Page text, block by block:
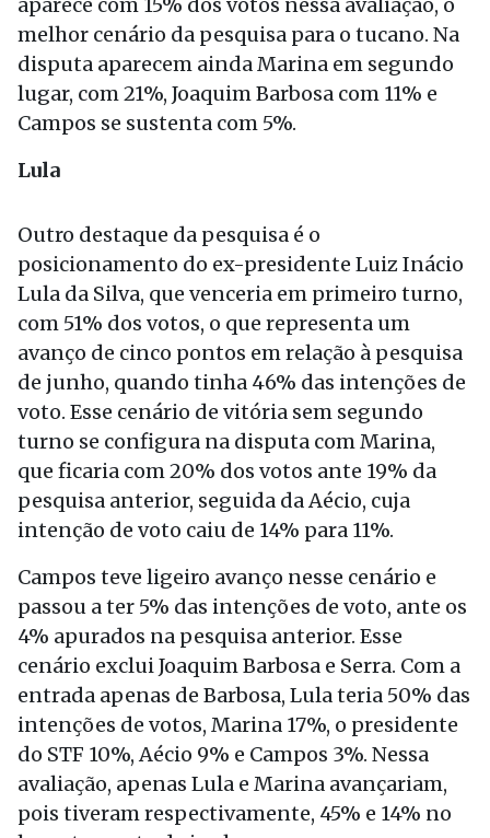
melhor cenário da pesquisa para o tucano. Na
disputa aparecem ainda Marina em segundo
lugar, com 21%, Joaquim Barbosa com 11% e
Campos se sustenta com 5%.
Lula
Outro destaque da pesquisa é o
posicionamento do ex-presidente Luiz Inácio
Lula da Silva, que venceria em primeiro turno,
com 51% dos votos, o que representa um
avanço de cinco pontos em relação à pesquisa
de junho, quando tinha 46% das intenções de
voto. Esse cenário de vitória sem segundo
turno se configura na disputa com Marina,
que ficaria com 20% dos votos ante 19% da
pesquisa anterior, seguida da Aécio, cuja
intenção de voto caiu de 14% para 11%.
Campos teve ligeiro avanço nesse cenário e
passou a ter 5% das intenções de voto, ante os
4% apurados na pesquisa anterior. Esse
cenário exclui Joaquim Barbosa e Serra. Com a
entrada apenas de Barbosa, Lula teria 50% das
intenções de votos, Marina 17%, o presidente
do STF 10%, Aécio 9% e Campos 3%. Nessa
avaliação, apenas Lula e Marina avançariam,
pois tiveram respectivamente, 45% e 14% no